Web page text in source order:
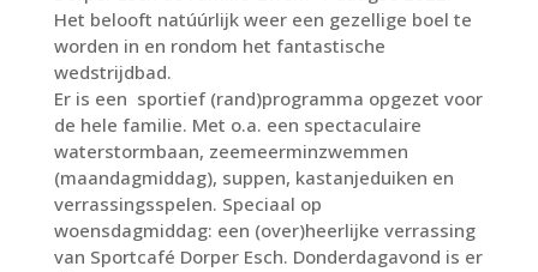
Het belooft natúúrlijk weer een gezellige boel te
worden in en rondom het fantastische
wedstrijdbad.
Er is een sportief (rand)programma opgezet voor
de hele familie. Met o.a. een spectaculaire
waterstormbaan, zeemeerminzwemmen
(maandagmiddag), suppen, kastanjeduiken en
verrassingsspelen. Speciaal op
woensdagmiddag: een (over)heerlijke verrassing
van Sportcafé Dorper Esch. Donderdagavond is er